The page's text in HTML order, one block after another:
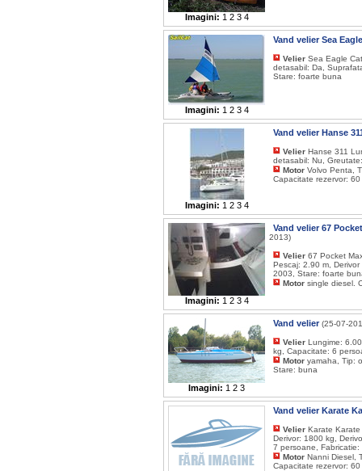
Imagini: 1 2 3 4
Imagini: 1 2 3 4
Vand velier Sea
Velier Sea Eagle
detasabil: Da,
Stare: foarte buna
Imagini: 1 2 3 4
Vand velier Hanse
Velier Hanse 311
detasabil: Nu,
Motor Volvo Penta,
Capacitate rezervor:
Imagini: 1 2 3 4
Vand velier 67
2013)
Velier 67 Pocket
Pescaj: 2.90 m,
2003, Stare: foarte
Motor single diesel.
Imagini: 1 2 3
Vand velier(25-07-
Velier Lungime:
kg, Capacitate: 6
Motor yamaha, Tip:
Stare: buna
Vand velier Karate
Velier Karate
Derivor: 1800 kg,
7 persoane,
Motor Nanni Diesel,
Capacitate rezervor: